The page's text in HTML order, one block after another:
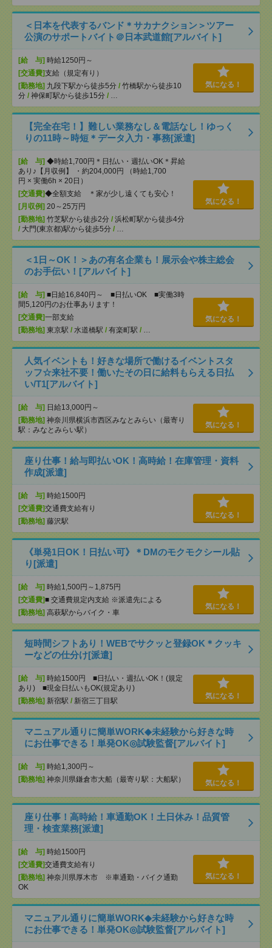
＜日本を代表するバンド＊サカナクション＞ツアー
公演のサポートバイト＠日本武道館[アルバイト]
[給 与] 時給1250円～
[交通費]支給（規定有り）
[勤務地] 九段下駅から徒歩5分 / 竹橋駅から徒歩10
分 / 神保町駅から徒歩15分 / …
気になる！
【完全在宅！】難しい業務なし＆電話なし！ゆっく
りの11時～時短＊データ入力・事務[派遣]
[給 与] ◆時給1,700円＊日払い・週払いOK＊昇給
あり♪【月収例】 ・約204,000円 （時給1,700
円 × 実働6h × 20日）
[交通費]◆全額支給 ＊家が少し遠くても安心！
[月収例] 20～25万円
[勤務地] 竹芝駅から徒歩2分 / 浜松町駅から徒歩4分
/ 大門(東京都)駅から徒歩5分 / …
気になる！
＜1日～OK！＞あの有名企業も！展示会や株主総会
のお手伝い！[アルバイト]
[給 与] ■日給16,840円～ ■日払いOK ■実働3時
間5,120円のお仕事あります！
[交通費]一部支給
[勤務地] 東京駅 / 水道橋駅 / 有楽町駅 / …
気になる！
人気イベントも！好きな場所で働けるイベントスタ
ッフ☆来社不要！働いたその日に給料もらえる日払
い/T1[アルバイト]
[給 与] 日給13,000円～
[勤務地] 神奈川県横浜市西区みなとみらい（最寄り
駅：みなとみらい駅）
気になる！
座り仕事！給与即払いOK！高時給！在庫管理・資料
作成[派遣]
[給 与] 時給1500円
[交通費]交通費支給有り
[勤務地] 藤沢駅
気になる！
《単発1日OK！日払い可》＊DMのモクモクシール貼
り[派遣]
[給 与] 時給1,500円～1,875円
[交通費]■ 交通費規定内支給 ※派遣先による
[勤務地] 高萩駅からバイク・車
気になる！
短時間シフトあり！WEBでサクッと登録OK＊クッキ
ーなどの仕分け[派遣]
[給 与] 時給1500円 ■日払い・週払いOK！(規定
あり) ■現金日払いもOK(規定あり)
[勤務地] 新宿駅 / 新宿三丁目駅
気になる！
マニュアル通りに簡単WORK◆未経験から好きな時
にお仕事できる！単発OK◎試験監督[アルバイト]
[給 与] 時給1,300円～
[勤務地] 神奈川県鎌倉市大船（最寄り駅：大船駅） 気になる！
座り仕事！高時給！車通勤OK！土日休み！品質管
理・検査業務[派遣]
[給 与] 時給1500円
[交通費]交通費支給有り
[勤務地] 神奈川県厚木市 ※車通勤・バイク通勤
OK
気になる！
マニュアル通りに簡単WORK◆未経験から好きな時
にお仕事できる！単発OK◎試験監督[アルバイト]